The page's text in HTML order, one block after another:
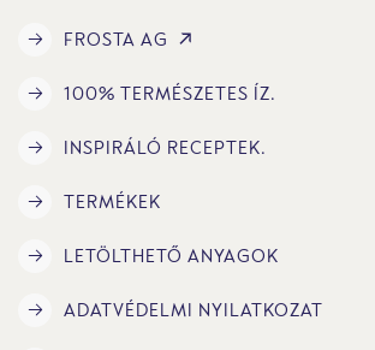
FROSTA AG
100% TERMÉSZETES ÍZ.
INSPIRÁLÓ RECEPTEK.
TERMÉKEK
LETÖLTHETŐ ANYAGOK
ADATVÉDELMI NYILATKOZAT